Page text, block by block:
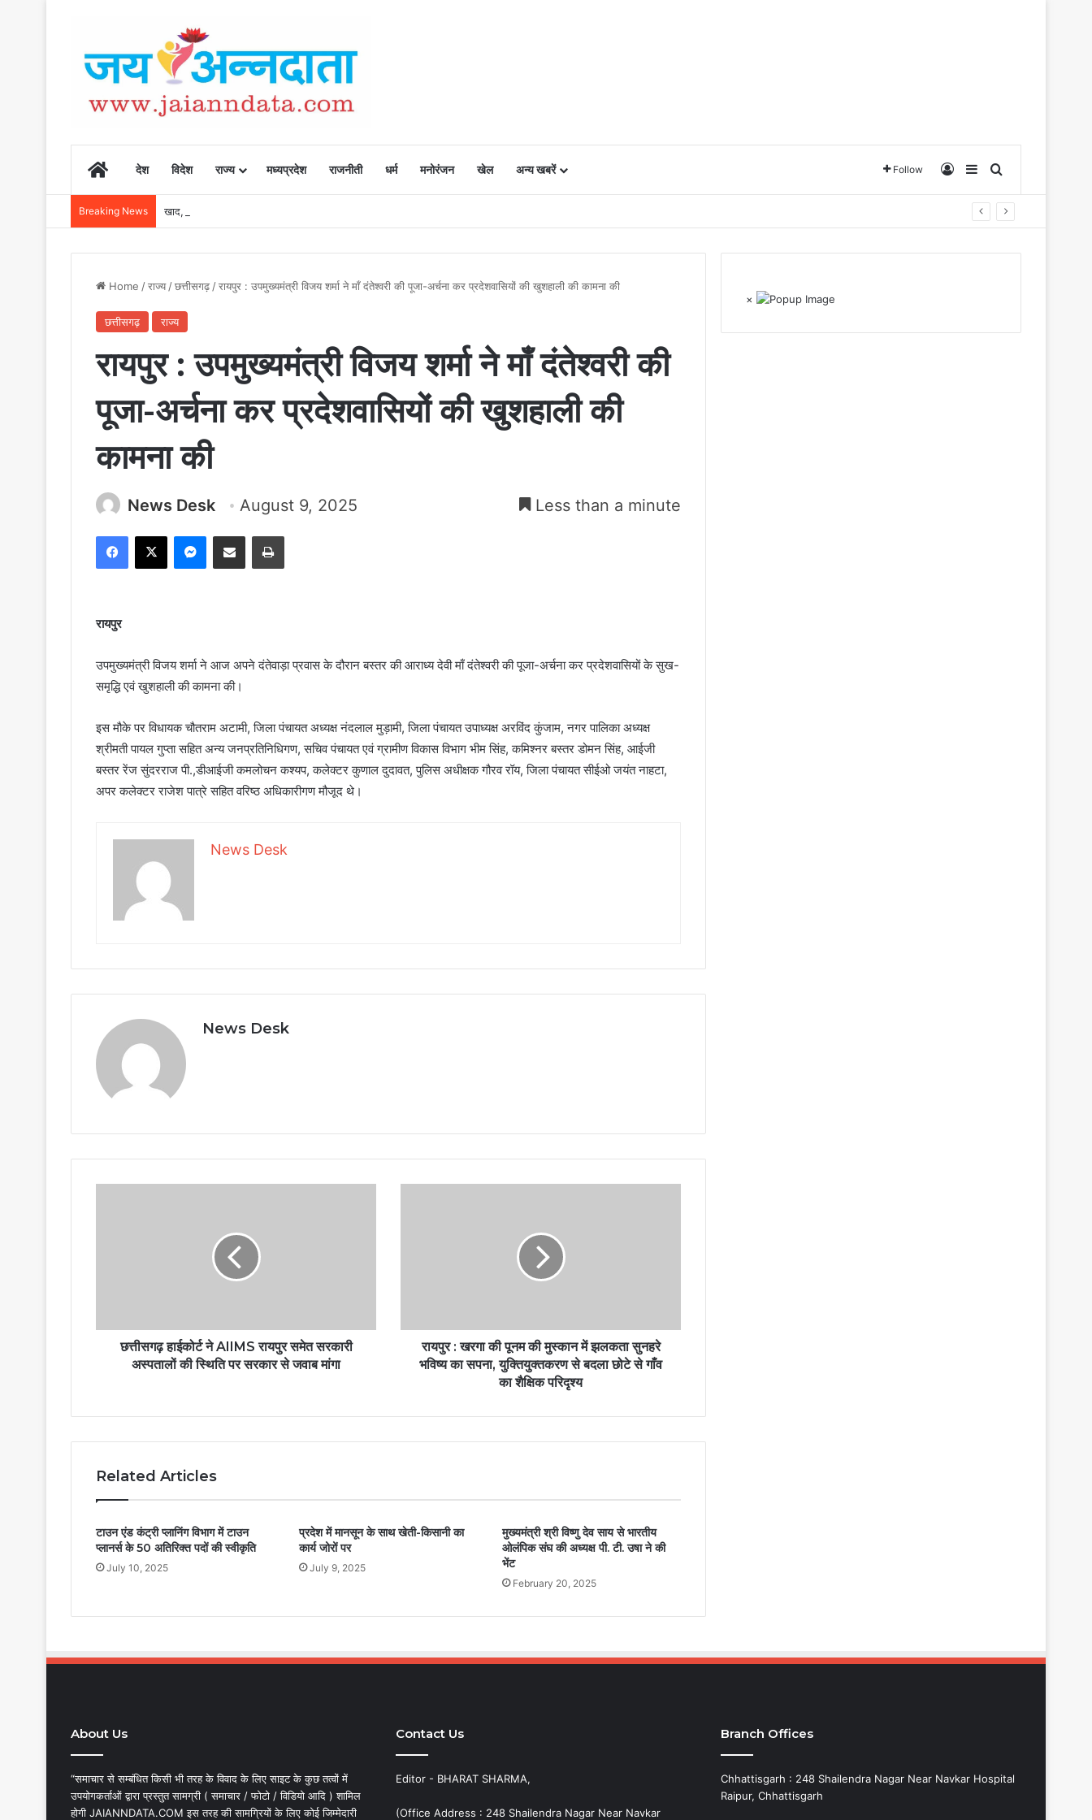
Homeदेश विदेश राज्य मध्यप्रदेश राजनीती धर्म मनोरंजन खेल अन्य खबरें Follow Log InSidebarSearch for
Breaking News खाद, बीज और उर्वरकों की समय पर उपलब्धता से किसानों में उत्साह, नैनो डीएपी और नैनो यूरिया बने किसानों के भरोसेमंद कृषि साथी…..
Home /राज्य/छत्तीसगढ़/रायपुर : उपमुख्यमंत्री विजय शर्मा ने माँ दंतेश्वरी की पूजा-अर्चना कर प्रदेशवासियों की खुशहाली की कामना की
छत्तीसगढ़ राज्य
रायपुर : उपमुख्यमंत्री विजय शर्मा ने माँ दंतेश्वरी की
पूजा-अर्चना कर प्रदेशवासियों की खुशहाली की
कामना की
News Desk August 9, 2025 Less than a minute
Facebook
X Messenger
Share via Email Print
रायपुर
उपमुख्यमंत्री विजय शर्मा ने आज अपने दंतेवाड़ा प्रवास के दौरान बस्तर की आराध्य देवी माँ दंतेश्वरी की पूजा-अर्चना कर प्रदेशवासियों के सुख-
समृद्धि एवं खुशहाली की कामना की।
इस मौके पर विधायक चौतराम अटामी, जिला पंचायत अध्यक्ष नंदलाल मुड़ामी, जिला पंचायत उपाध्यक्ष अरविंद कुंजाम, नगर पालिका अध्यक्ष
श्रीमती पायल गुप्ता सहित अन्य जनप्रतिनिधिगण, सचिव पंचायत एवं ग्रामीण विकास विभाग भीम सिंह, कमिश्नर बस्तर डोमन सिंह, आईजी
बस्तर रेंज सुंदरराज पी.,डीआईजी कमलोचन कश्यप, कलेक्टर कुणाल दुदावत, पुलिस अधीक्षक गौरव रॉय, जिला पंचायत सीईओ जयंत नाहटा,
अपर कलेक्टर राजेश पात्रे सहित वरिष्ठ अधिकारीगण मौजूद थे।
News Desk
News Desk
छत्तीसगढ़ हाईकोर्ट ने AIIMS रायपुर समेत सरकारी
अस्पतालों की स्थिति पर सरकार से जवाब मांगा
रायपुर : खरगा की पूनम की मुस्कान में झलकता सुनहरे
भविष्य का सपना, युक्तियुक्तकरण से बदला छोटे से गाँव
का शैक्षिक परिदृश्य
Related Articles
टाउन एंड कंट्री प्लानिंग विभाग में टाउन
प्लानर्स के 50 अतिरिक्त पदों की स्वीकृति
July 10, 2025
प्रदेश में मानसून के साथ खेती-किसानी का
कार्य जोरों पर
July 9, 2025
मुख्यमंत्री श्री विष्णु देव साय से भारतीय
ओलंपिक संघ की अध्यक्ष पी. टी. उषा ने की
भेंट
February 20, 2025
×
About Us
“समाचार से सम्बंधित किसी भी तरह के विवाद के लिए साइट के कुछ तत्वों में
उपयोगकर्ताओं द्वारा प्रस्तुत सामग्री ( समाचार / फोटो / विडियो आदि ) शामिल
होगी JAIANNDATA.COM इस तरह की सामग्रियों के लिए कोई जिम्मेदारी
Contact Us
Editor - BHARAT SHARMA,
(Office Address : 248 Shailendra Nagar Near Navkar
Branch Offices
Chhattisgarh : 248 Shailendra Nagar Near Navkar Hospital
Raipur, Chhattisgarh